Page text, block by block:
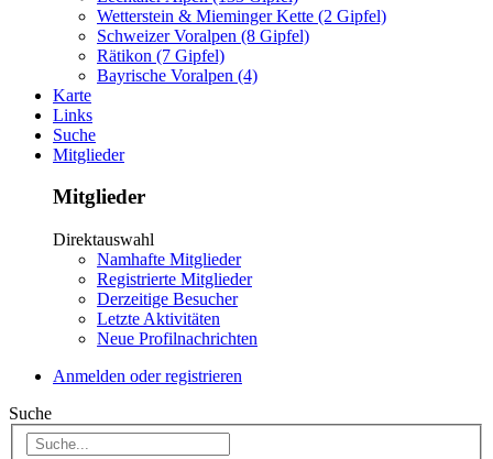
Wetterstein & Mieminger Kette (2 Gipfel)
Schweizer Voralpen (8 Gipfel)
Rätikon (7 Gipfel)
Bayrische Voralpen (4)
Karte
Links
Suche
Mitglieder
Mitglieder
Direktauswahl
Namhafte Mitglieder
Registrierte Mitglieder
Derzeitige Besucher
Letzte Aktivitäten
Neue Profilnachrichten
Anmelden oder registrieren
Suche